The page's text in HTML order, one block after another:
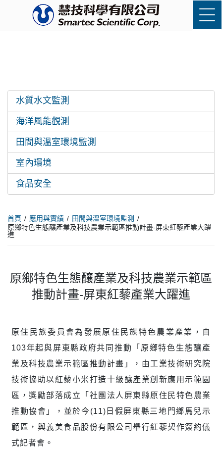
水質水文監測
海洋風能觀測
田間與溫室環境監測
室內環境
食品安全
首頁 應用與實績
田間與溫室環境監測
原鄉特色生態釀產業及科技農業示範區推動計畫-屏東紅藜產業大躍
進
原鄉特色生態釀產業及科技農業示範區
推動計畫-屏東紅藜產業大躍進
原住民族委員會為發展原住民族特色農業產業，自
103年起與屏東縣政府共同推動「原鄉特色生態釀產
業及科技農業示範區推動計畫」，由工業技術研究院
技術協助以紅藜小米打造十級釀產業創新應用示範園
區，獎勵部落成立「社團法人屏東縣原住民特色農業
推動協會」，並於今(11) 日假屏東縣三地門鄉馬兒示
範區，與義美食品股份有限公司舉行紅藜契作簽約儀
式記者會。